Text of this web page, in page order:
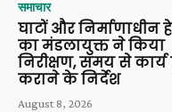
समाचार
घाटों और निर्माणाधीन
का मंडलायुक्त ने किया
निरीक्षण, समय से कार्य
कराने के निर्देश
August 8, 2026